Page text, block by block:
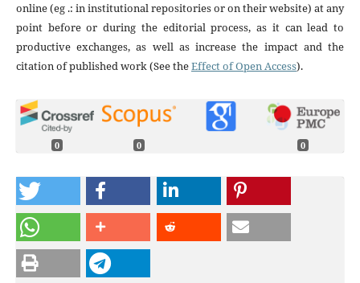
online (eg .: in institutional repositories or on their website) at any
point before or during the editorial process, as it can lead to
productive exchanges, as well as increase the impact and the
citation of published work (See theEffect of Open Access).
0 0 0